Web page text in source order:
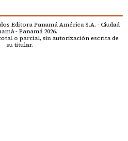
Editora Panamá América S.A. - Ciudad
- Panamá 2026.
o parcial, sin autorización escrita de
su titular.